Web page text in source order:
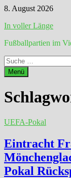
Zum
springen
8. August 2026
In voller Länge
Fußballpartien im
Suche
nach:
Menü
UEFA-Pokal
Eintracht
Pokal